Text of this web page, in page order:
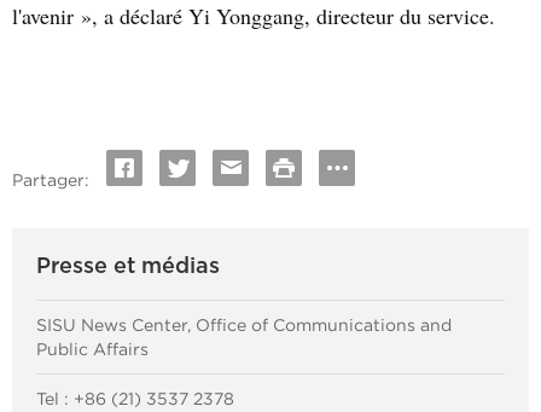
l'avenir », a déclaré Yi Yonggang, directeur du service.
Partager:
Presse et médias
SISU News Center, Office of Communications and
Public Affairs
Tel : +86 (21) 3537 2378